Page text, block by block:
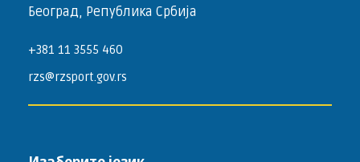
Београд, Република Србија
+381 11 3555 460
rzs@rzsport.gov.rs